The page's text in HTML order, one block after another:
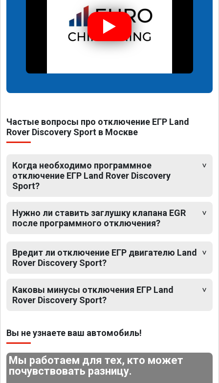
Частые вопросы про отключение ЕГР Land
Rover Discovery Sport в Москве
Когда необходимо программное
отключение ЕГР Land Rover Discovery
Sport?
Нужно ли ставить заглушку клапана EGR
после программного отключения?
Вредит ли отключение ЕГР двигателю Land
Rover Discovery Sport?
Каковы минусы отключения ЕГР Land
Rover Discovery Sport?
Вы не узнаете ваш автомобиль!
Мы работаем для тех, кто может
почувствовать разницу.